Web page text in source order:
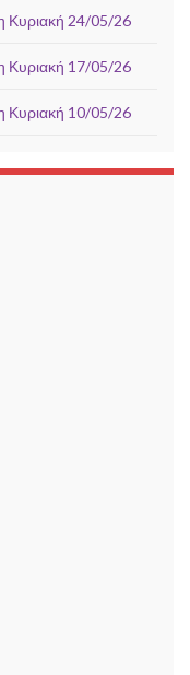
Κυριακή 24/05/26
Κυριακή 17/05/26
Κυριακή 10/05/26